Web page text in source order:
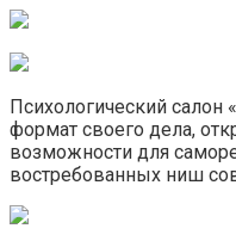
Психологический
формат своего дела,
возможности для
востребованных ниш